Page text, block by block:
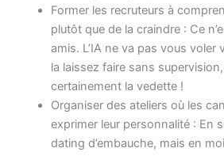
Former les recruteurs à
plutôt que de la craindre : Ce
amis. L’IA ne va pas vous voler
la laissez faire sans
certainement la vedette !
Organiser des ateliers où les
exprimer leur personnalité : En
dating d’embauche, mais en